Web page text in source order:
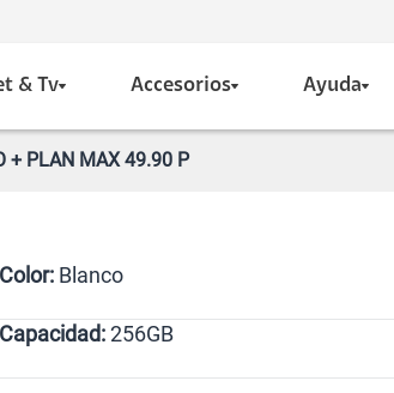
& Tv Accesorios Ayuda
+ PLAN MAX 49.90 P
Color: Blanco
Capacidad:256GB